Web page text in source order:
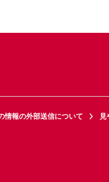
情報の外部送信について
見